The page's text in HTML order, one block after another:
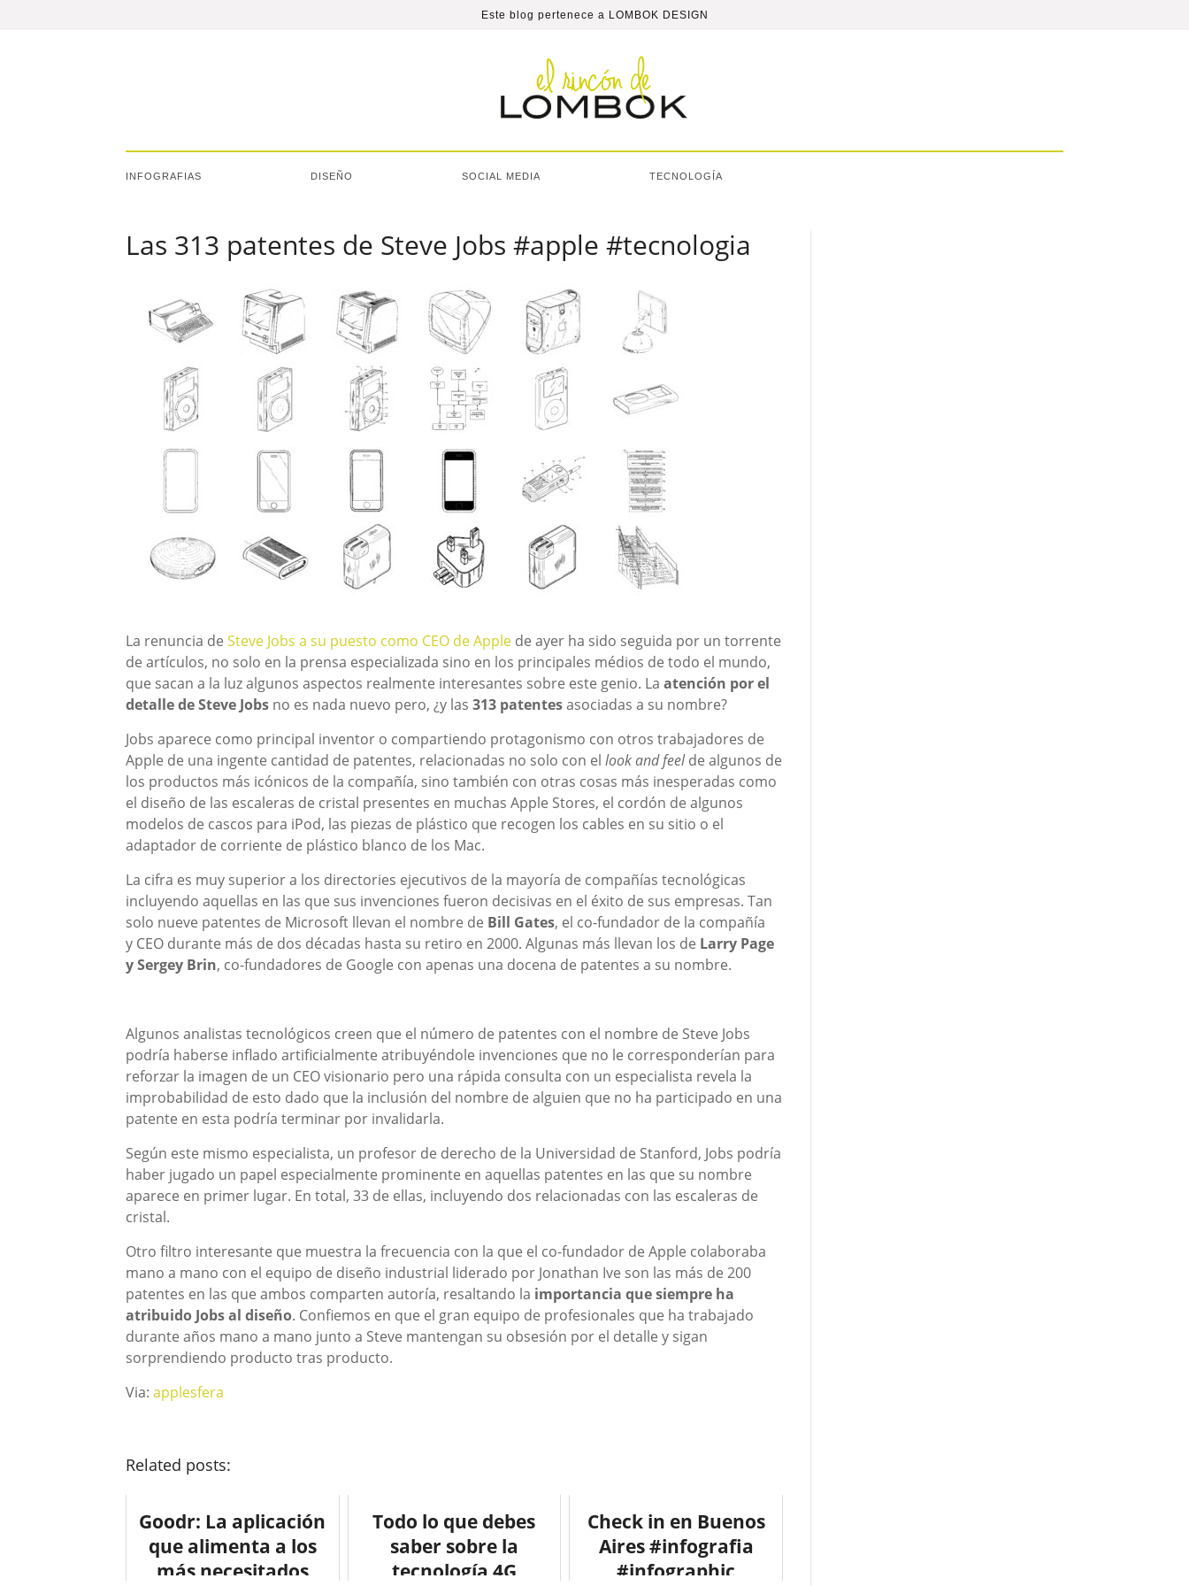
Este blog pertenece a LOMBOK DESIGN
INFOGRAFIAS DISEÑO SOCIAL MEDIA TECNOLOGÍA
Las 313 patentes de Steve Jobs #apple #tecnologia
La renuncia de Steve Jobs a su puesto como CEO de Apple de ayer ha sido seguida por un torrente
de artículos, no solo en la prensa especializada sino en los principales médios de todo el mundo,
que sacan a la luz algunos aspectos realmente interesantes sobre este genio. La atención por el
detalle de Steve Jobs no es nada nuevo pero, ¿y las 313 patentesasociadas a su nombre?
Jobs aparece como principal inventor o compartiendo protagonismo con otros trabajadores de
Apple de una ingente cantidad de patentes, relacionadas no solo con el look and feelde algunos de
los productos más icónicos de la compañía, sino también con otras cosas más inesperadas como
el diseño de las escaleras de cristal presentes en muchas Apple Stores, el cordón de algunos
modelos de cascos para iPod, las piezas de plástico que recogen los cables en su sitio o el
adaptador de corriente de plástico blanco de los Mac.
La cifra es muy superior a los directories ejecutivos de la mayoría de compañías tecnológicas
incluyendo aquellas en las que sus invenciones fueron decisivas en el éxito de sus empresas. Tan
solo nueve patentes de Microsoft llevan el nombre de Bill Gates, el co-fundador de la compañía
y CEO durante más de dos décadas hasta su retiro en 2000. Algunas más llevan los de Larry Page
y Sergey Brin, co-fundadores de Google con apenas una docena de patentes a su nombre.
Algunos analistas tecnológicos creen que el número de patentes con el nombre de Steve Jobs
podría haberse inflado artificialmente atribuyéndole invenciones que no le corresponderían para
reforzar la imagen de un CEO visionario pero una rápida consulta con un especialista revela la
improbabilidad de esto dado que la inclusión del nombre de alguien que no ha participado en una
patente en esta podría terminar por invalidarla.
Según este mismo especialista, un profesor de derecho de la Universidad de Stanford, Jobs podría
haber jugado un papel especialmente prominente en aquellas patentes en las que su nombre
aparece en primer lugar. En total, 33 de ellas, incluyendo dos relacionadas con las escaleras de
cristal.
Otro filtro interesante que muestra la frecuencia con la que el co-fundador de Apple colaboraba
mano a mano con el equipo de diseño industrial liderado por Jonathan Ive son las más de 200
patentes en las que ambos comparten autoría, resaltando la importancia que siempre ha
atribuido Jobs al diseño. Confiemos en que el gran equipo de profesionales que ha trabajado
durante años mano a mano junto a Steve mantengan su obsesión por el detalle y sigan
sorprendiendo producto tras producto.
Via: applesfera
Related posts:
Goodr: La aplicación
que alimenta a los
más necesitados
Todo lo que debes
saber sobre la
tecnología 4G
Check in en Buenos
Aires #infografia
#infographic